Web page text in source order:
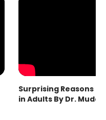
Surprising Reasons
in Adults By Dr.